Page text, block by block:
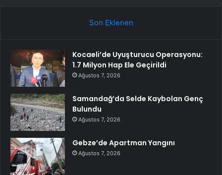
Son Eklenen
Kocaeli’de Uyuşturucu Operasyonu:
1.7 Milyon Hap Ele Geçirildi
Ağustos 7, 2026
Samandağ’da Selde Kaybolan Genç
Bulundu
Ağustos 7, 2026
Gebze’de Apartman Yangını
Ağustos 7, 2026